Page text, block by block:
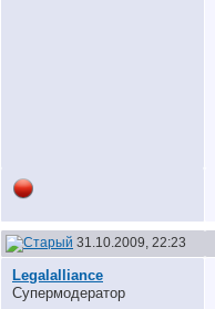
31.10.2009, 22:23
Legalalliance
Супермодератор